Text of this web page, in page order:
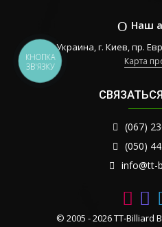
Наш
Украина, г. Киев, пр.
Карта
(067)
(050)
info@tt-
© 2005 - 2026 TT-
КНОПКА
ЗВ'ЯЗКУ